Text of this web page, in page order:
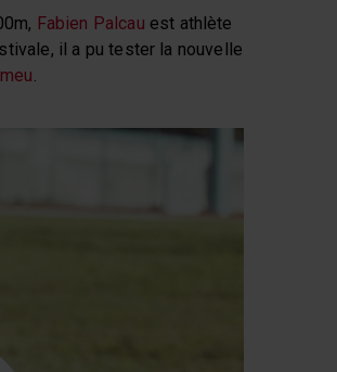
Fabien Palcau est athlète
il a pu tester la nouvelle